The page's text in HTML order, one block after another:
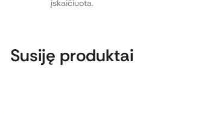
įskaičiuota.
Susiję produktai